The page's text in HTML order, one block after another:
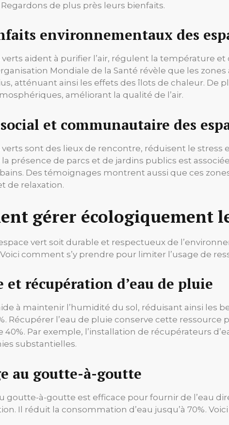
de plus près leurs bienfaits.
environnementaux des
verts aident à purifier l’air, régulent la température
Mondiale de la Santé révèle que les
atténuant ainsi les effets des îlots de chaleur. De
améliorant la qualité de l’air.
et communautaire des
verts sont des lieux de rencontre, réduisent le stress
présence de parcs et de jardins publics est
Des témoignages montrent aussi que ces
de relaxation.
gérer écologiquement
vert soit durable et respectueux de
comment s’y prendre pour limiter l’usage de
et récupération d’eau de pluie
à maintenir l’humidité du sol, réduisant ainsi les
Récupérer l’eau de pluie conserve cette
40%. Par exemple, l’installation de récupérateurs
substantielles.
au goutte-à-goutte
goutte-à-goutte est efficace pour fournir de l’eau
Il réduit la consommation d’eau jusqu’à 70%.